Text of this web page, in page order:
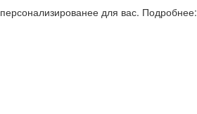
для вас. Подробнее: